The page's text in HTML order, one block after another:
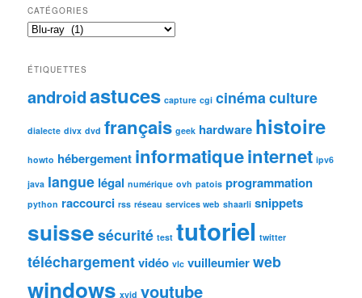
CATÉGORIES
Catégories
ÉTIQUETTES
androidastuces capture cgi cinéma culture
dialecte divx dvd français geek hardware histoire
howto hébergement informatiqueinternet ipv6
java langue légal numérique ovh patois programmation
python raccourci rss réseau services web shaarli snippets
suisse sécurité test tutoriel twitter
téléchargementvidéo vlc vuilleumierweb
windows xvid youtube